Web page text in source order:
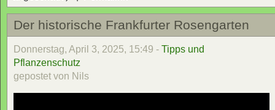
Der historische Frankfurter Rosengarten
Donnerstag, April 3, 2025, 15:49 - Tipps und
Pflanzenschutz
gepostet von Nils